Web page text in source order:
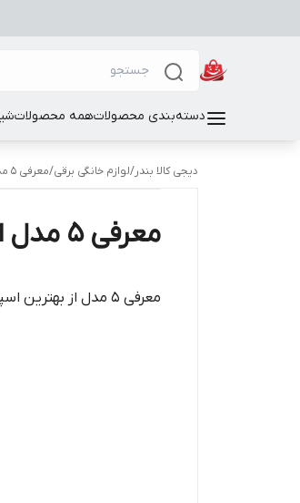
دسته‌بندی محصولاتهمه محصولات
دیجی کالا بندر/لوازم خانگی برقی/معرفی ۵ مدل از بهترین اسپرسوسازهای خانگی تا ۵ میلیون تومان.
معرفی ۵ مدل از بهترین اسپرسوسازهای خانگی تا ۵ میلیون تومان.
معرفی ۵ مدل از بهترین اسپرسوسازهای خانگی تا ۵ میلیون تومان